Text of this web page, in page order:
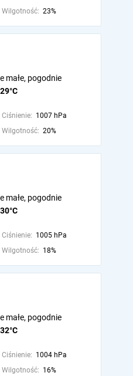
Wilgotność: 23%
29°C
małe, pogodnie
Ciśnienie: 1007 hPa
Wilgotność: 20%
30°C
małe, pogodnie
Ciśnienie: 1005 hPa
Wilgotność: 18%
32°C
małe, pogodnie
Ciśnienie: 1004 hPa
Wilgotność: 16%